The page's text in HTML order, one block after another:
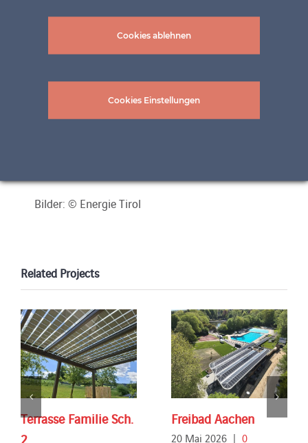
Bilder: © Energie Tirol
Related Projects
Terrasse Familie Sch.
2
Freibad Aachen
20 Mai 2026 | 0
Cookies ablehnen
Cookies Einstellungen